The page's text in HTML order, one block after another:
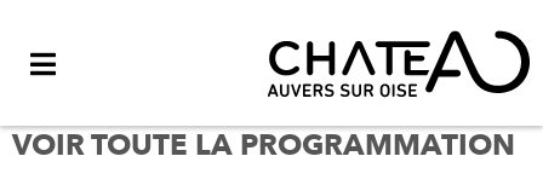
VOIR TOUTE LA PROGRAMMATION